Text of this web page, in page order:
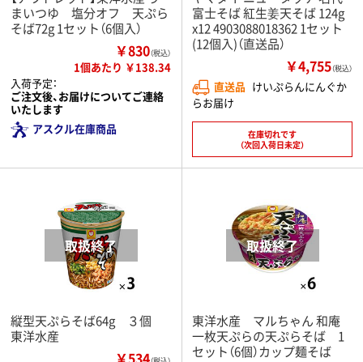
まいつゆ 塩分オフ 天ぷら
そば72g 1セット（6個入）
￥830（税込）
1個あたり ￥138.34
入荷予定：
ご注文後、お届けについてご連絡
いたします
アスクル在庫商品
富士そば 紅生姜天そば 124g
x12 4903088018362 1セット
(12個入)（直送品）
￥4,755（税込）
直送品 けいぷらんにんぐか
らお届け
在庫切れです
（次回入荷日未定）
縦型天ぷらそば64g ３個
東洋水産
￥534
東洋水産 マルちゃん 和庵
一枚天ぷらの天ぷらそば 1
セット（6個）カップ麺そば